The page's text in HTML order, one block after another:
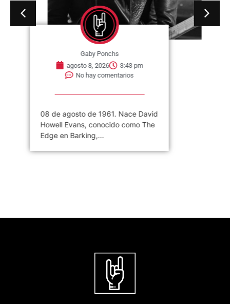
Gaby Ponchs
agosto 8, 2026
3:43 pm
No hay comentarios
08 de agosto de 1961. Nace David
Howell Evans, conocido como The
Edge en Barking,...